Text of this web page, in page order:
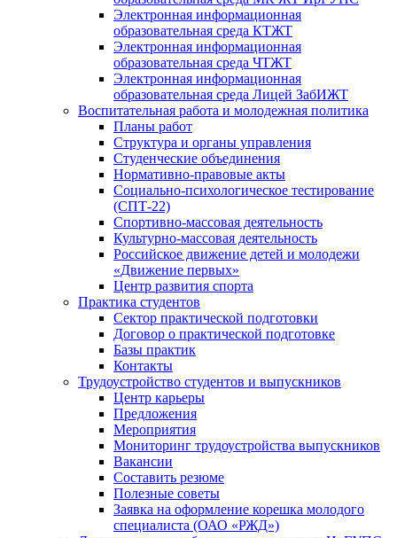
Электронная информационная
образовательная среда КТЖТ
Электронная информационная
образовательная среда ЧТЖТ
Электронная информационная
образовательная среда Лицей ЗабИЖТ
Воспитательная работа и молодежная политика
Планы работ
Структура и органы управления
Студенческие объединения
Нормативно-правовые акты
Социально-психологическое тестирование
(СПТ-22)
Спортивно-массовая деятельность
Культурно-массовая деятельность
Российское движение детей и молодежи
«Движение первых»
Центр развития спорта
Практика студентов
Сектор практической подготовки
Договор о практической подготовке
Базы практик
Контакты
Трудоустройство студентов и выпускников
Центр карьеры
Предложения
Мероприятия
Мониторинг трудоустройства выпускников
Вакансии
Составить резюме
Полезные советы
Заявка на оформление корешка молодого
специалиста (ОАО «РЖД»)